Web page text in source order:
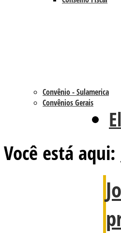
Convênio - Sulamerica
Convênios Gerais
Você está aqui: